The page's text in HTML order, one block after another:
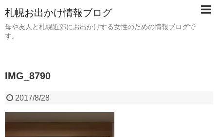
札幌お出かけ情報ブログ
母や友人と札幌近郊にお出かけする女性のための情報ブログで
す。
IMG_8790
2017/8/28